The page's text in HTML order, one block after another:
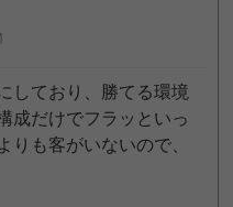
しており、勝てる環境
成だけでフラッといっ
りも客がいないので、